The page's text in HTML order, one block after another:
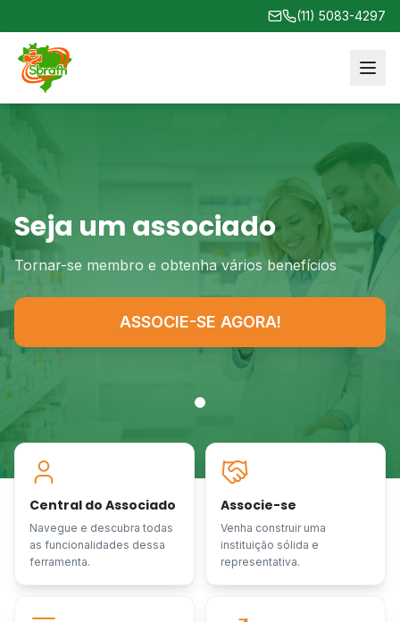
(11) 5083-4297
Seja um associado
Tornar-se membro e obtenha vários benefícios
ASSOCIE-SE AGORA!
Central do Associado
Navegue e descubra todas
as funcionalidades dessa
ferramenta.
Associe-se
Venha construir uma
instituição sólida e
representativa.